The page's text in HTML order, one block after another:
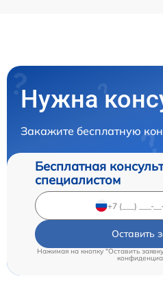
Нужна
Закажите бесплатную
Бесплатная
специалистом
Оставить
Нажимая на кнопку "Оставить